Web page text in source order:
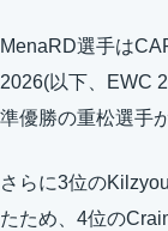
MenaRD選手は
2026(以下、EWC
準優勝の重松選手
さらに3位の
たため、4位の